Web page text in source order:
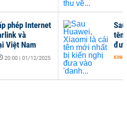
tên
KINH
phép Internet
và
Việt Nam
20:00 | 01/12/2025